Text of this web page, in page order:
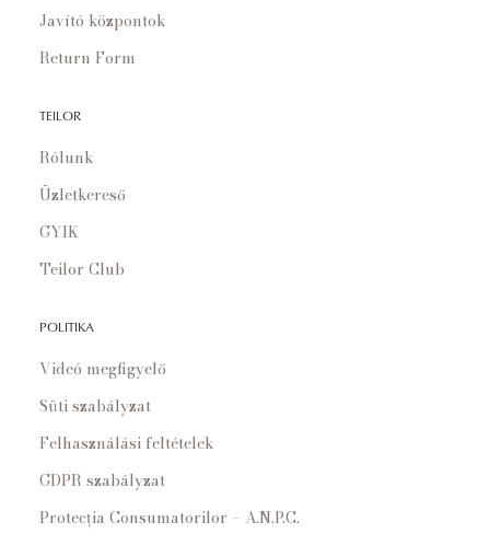
Javító központok
Return Form
TEILOR
Rólunk
Üzletkereső
GYIK
Teilor Club
POLITIKA
Videó megfigyelő
Süti szabályzat
Felhasználási feltételek
GDPR szabályzat
Protecția Consumatorilor – A.N.P.C.